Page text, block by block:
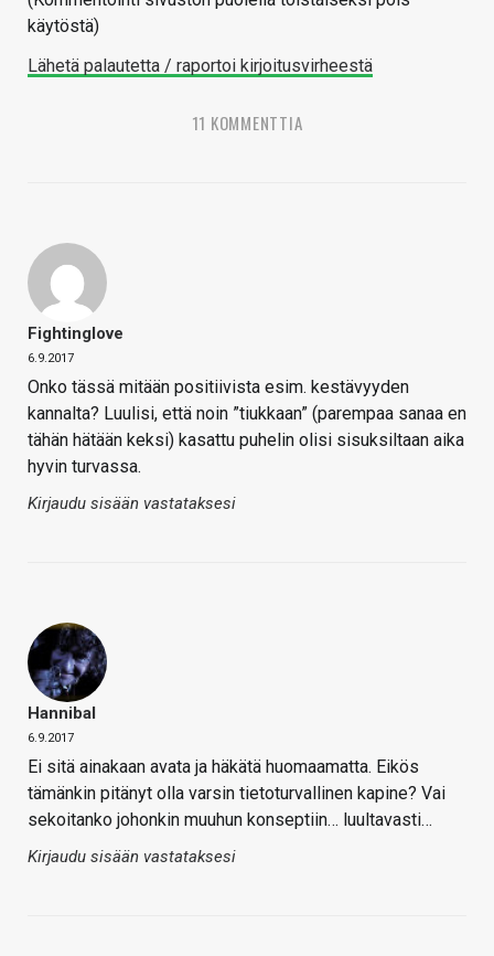
käytöstä)
Lähetä palautetta / raportoi kirjoitusvirheestä
11 KOMMENTTIA
Fightinglove
6.9.2017
Onko tässä mitään positiivista esim. kestävyyden
kannalta? Luulisi, että noin ”tiukkaan” (parempaa sanaa en
tähän hätään keksi) kasattu puhelin olisi sisuksiltaan aika
hyvin turvassa.
Kirjaudu sisään vastataksesi
Hannibal
6.9.2017
Ei sitä ainakaan avata ja häkätä huomaamatta. Eikös
tämänkin pitänyt olla varsin tietoturvallinen kapine? Vai
sekoitanko johonkin muuhun konseptiin… luultavasti…
Kirjaudu sisään vastataksesi